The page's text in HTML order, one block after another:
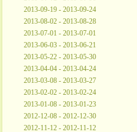
2013-09-19 - 2013-09-24
2013-08-02 - 2013-08-28
2013-07-01 - 2013-07-01
2013-06-03 - 2013-06-21
2013-05-22 - 2013-05-30
2013-04-04 - 2013-04-24
2013-03-08 - 2013-03-27
2013-02-02 - 2013-02-24
2013-01-08 - 2013-01-23
2012-12-08 - 2012-12-30
2012-11-12 - 2012-11-12